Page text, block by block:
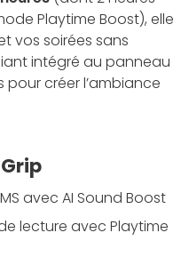
Playtime Boost), elle
vos soirées sans
intégré au panneau
pour créer l’ambiance
avec AI Sound Boost
lecture avec Playtime